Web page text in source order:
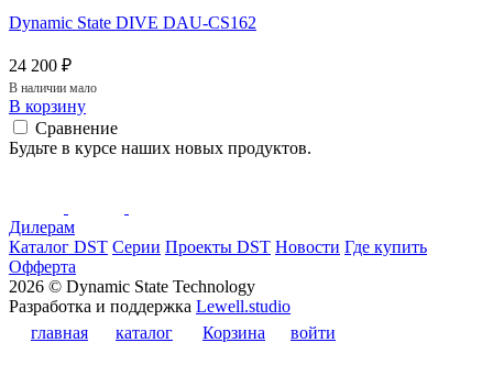
Dynamic State DIVE DAU-CS162
24 200 ₽
В наличии мало
В корзину
Сравнение
Будьте в курсе наших новых продуктов.
Дилерам
Каталог DST Серии Проекты DST Новости Где купить
Офферта
2026 © Dynamic State Technology
Разработка и поддержка Lewell.studio
главная
каталог Корзина войти